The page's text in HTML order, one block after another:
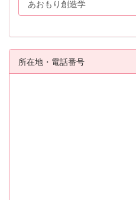
あおもり創造学
所在地・電話番号